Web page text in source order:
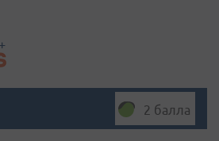
2 балла